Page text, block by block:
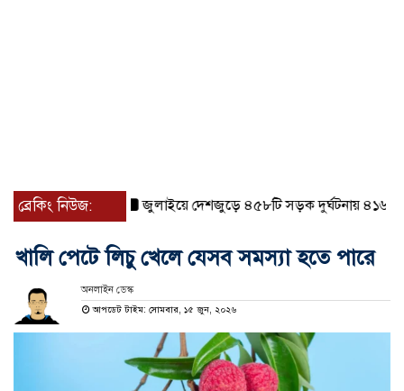
ব্রেকিং নিউজ: জুলাইয়ে দেশজুড়ে ৪৫৮টি সড়ক দুর্ঘটনায় ৪১৬ জন
খালি পেটে লিচু খেলে যেসব সমস্যা হতে পারে
অনলাইন ডেস্ক
আপডেট টাইম: সোমবার, ১৫ জুন, ২০২৬